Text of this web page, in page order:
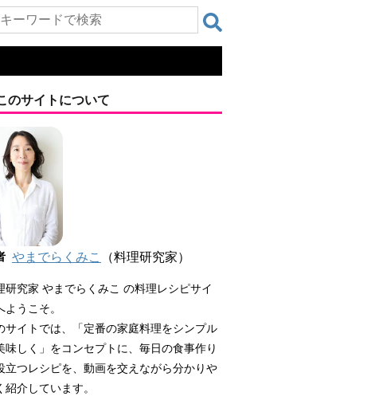
のサイトについて
やまでらくみこ （料理研究家）
研究家 やまでらくみこ の料理レシピサイ
ようこそ。
サイトでは、「定番の家庭料理をシンプル
味しく」をコンセプトに、毎日の食事作り
立つレシピを、動画を交えながら分かりや
紹介しています。